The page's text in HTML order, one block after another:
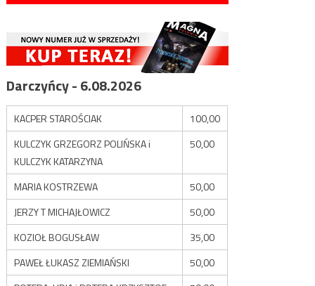
Darczyńcy - 6.08.2026
KACPER STAROŚCIAK
100,00
KULCZYK GRZEGORZ POLIŃSKA i
KULCZYK KATARZYNA
50,00
MARIA KOSTRZEWA
50,00
JERZY T MICHAJŁOWICZ
50,00
KOZIOŁ BOGUSŁAW
35,00
PAWEŁ ŁUKASZ ZIEMIAŃSKI
50,00